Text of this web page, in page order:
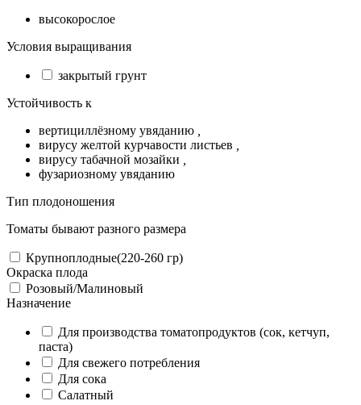
высокорослое
Условия выращивания
закрытый грунт
Устойчивость к
вертициллёзному увяданию
вирусу желтой курчавости листьев
вирусу табачной мозайки
фузариозному увяданию
Тип плодоношения
Томаты бывают разного размера
Крупноплодные(220-260 гр)
Окраска плода
Розовый/Малиновый
Назначение
Для производства томатопродуктов (сок, кетчуп,
паста)
Для свежего потребления
Для сока
Салатный